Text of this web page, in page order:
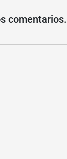
comentarios.